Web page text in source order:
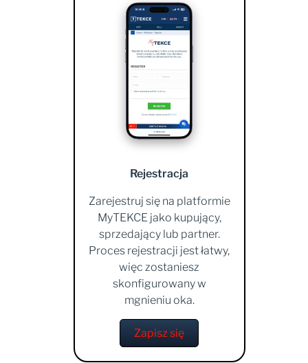
Rejestracja
Zarejestruj się na platformie
MyTEKCE jako kupujący,
sprzedający lub partner.
Proces rejestracji jest łatwy,
więc zostaniesz
skonfigurowany w
mgnieniu oka.
Zapisz się